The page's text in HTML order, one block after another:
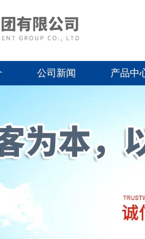
公司新闻 产品中